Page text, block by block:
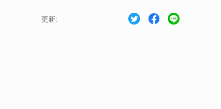
更新: